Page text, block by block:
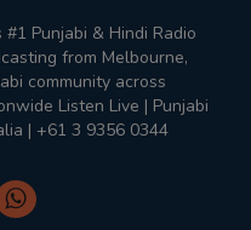
Punjabi & Hindi Radio
from Melbourne,
community across
Listen Live | Punjabi
| +61 3 9356 0344